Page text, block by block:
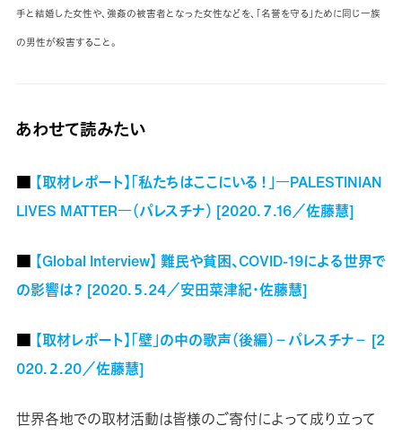
手と結婚した女性や、強姦の被害者となった女性などを、「名誉を守る」ために同じ一族
の男性が殺害すること。
あわせて読みたい
■ 【取材レポート】「私たちはここにいる！」―PALESTINIAN
LIVES MATTER―（パレスチナ） [2020.７.16／佐藤慧]
■ 【Global Interview】 難民や貧困、COVID-19による世界で
の影響は？ [2020.５.24／安田菜津紀・佐藤慧]
■ 【取材レポート】「壁」の中の歌声（後編）－パレスチナ－ [2
020.２.20／佐藤慧]
世界各地での取材活動は皆様のご寄付によって成り立って